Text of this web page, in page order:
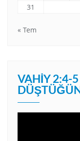
31
« Tem
VAHIY 2:4-